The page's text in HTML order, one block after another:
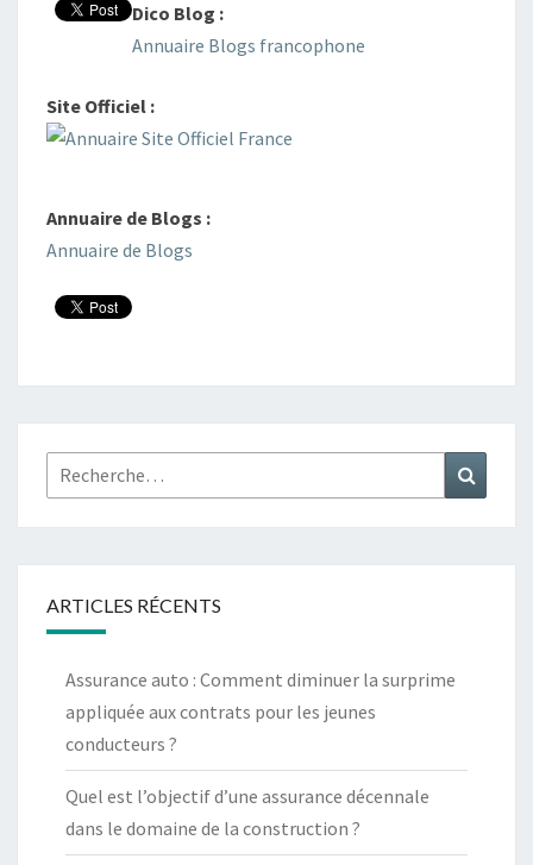
Dico Blog :
Annuaire Blogs francophone
Site Officiel :
Annuaire de Blogs :
Annuaire de Blogs
Rechercher :
ARTICLES RÉCENTS
Assurance auto : Comment diminuer la surprime
appliquée aux contrats pour les jeunes
conducteurs ?
Quel est l’objectif d’une assurance décennale
dans le domaine de la construction ?